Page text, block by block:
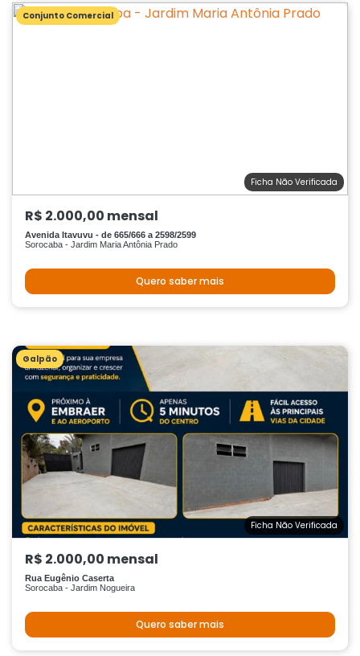
Conjunto Comercial
Ficha Não Verificada
R$ 2.000,00 mensal
Avenida Itavuvu - de 665/666 a 2598/2599
Sorocaba - Jardim Maria Antônia Prado
Quero saber mais
Galpão
Ficha Não Verificada
R$ 2.000,00 mensal
Rua Eugênio Caserta
Sorocaba - Jardim Nogueira
Quero saber mais